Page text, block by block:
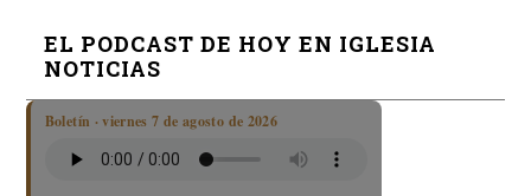
EL PODCAST DE HOY EN IGLESIA
NOTICIAS
Boletín · viernes 7 de agosto de 2026